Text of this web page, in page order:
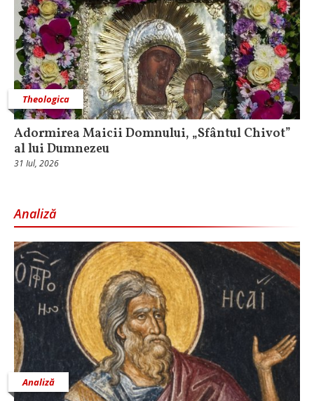
Theologica
Adormirea Maicii Domnului, „Sfântul Chivot”
al lui Dumnezeu
31 Iul, 2026
Analiză
Analiză